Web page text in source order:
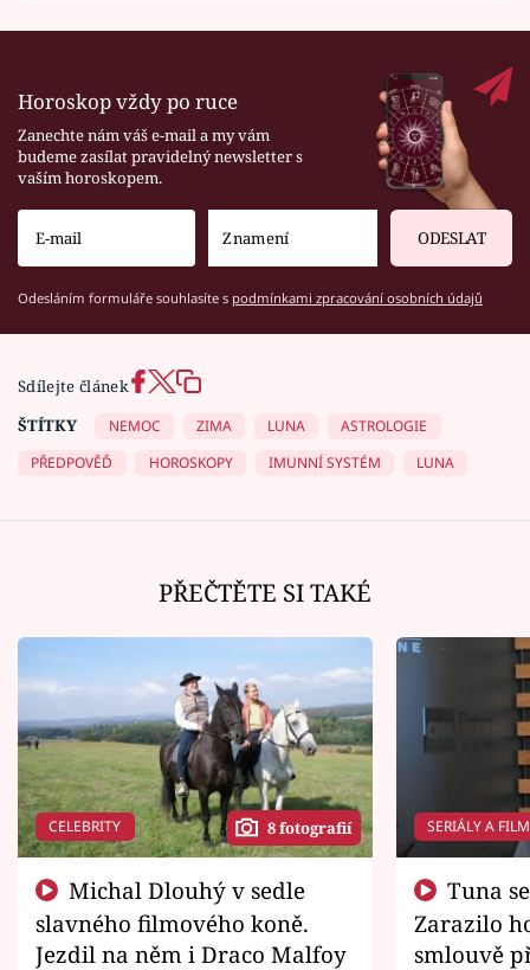
Horoskop vždy po ruce
Zanechte nám váš e-mail a my vám
budeme zasílat pravidelný newsletter s
vaším horoskopem.
ODESLAT
Odesláním formuláře souhlasíte s podmínkami zpracování osobních údajů
Sdílejte článek
ŠTÍTKY
NEMOC ZIMA LUNA
ASTROLOGIE
PŘEDPOVĚĎ
HOROSKOPY IMUNNÍ SYSTÉM LUNA
PŘEČTĚTE SI TAKÉ
CELEBRITY 8 fotografií
slavného filmového koně.
Jezdil na něm i Draco Malfoy
SERIÁLY A
Zarazilo
smlouvě